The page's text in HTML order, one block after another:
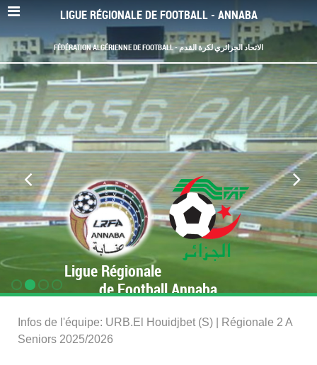
LIGUE RÉGIONALE DE FOOTBALL - ANNABA
FÉDÉRATION ALGÉRIENNE DE FOOTBALL - الاتحاد الجزائري لكرة القدم
Ligue Régionale
de Football Annaba
Infos de l'équipe: URB.El Houidjbet (S) | Régionale 2 A
Seniors 2025/2026